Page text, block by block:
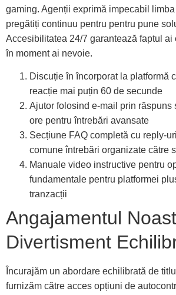
gaming. Agenții exprimă impecabil
pregătiți continuu pentru pentru pune
Accesibilitatea 24/7 garantează faptul ai
în moment ai nevoie.
Discuție în încorporat la platformă
reacție mai puțin 60 de secunde
Ajutor folosind e-mail prin răspuns
ore pentru întrebări avansate
Secțiune FAQ completă cu reply-
comune întrebări organizate către
Manuale video instructive pentru
fundamentale pentru platformei
tranzacții
Angajamentul
Divertisment
Încurajăm un abordare echilibrată de
furnizăm către acces opțiuni de